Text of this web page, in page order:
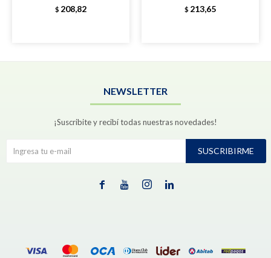
$ 208,82 $ 213,65
NEWSLETTER
¡Suscribite y recibí todas nuestras novedades!
SUSCRIBIRME
   